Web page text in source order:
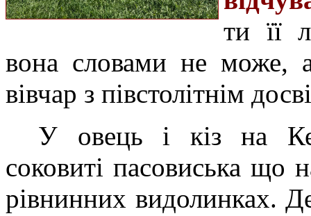
ти її
вона словами не може,
вівчар з півстолітнім
У овець і кіз на
соковиті пасовиська що
рівнинних видолинках.